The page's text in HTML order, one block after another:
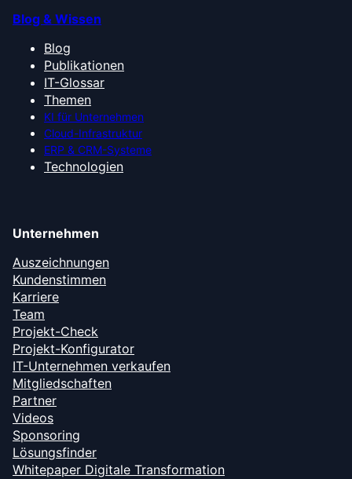
Blog & Wissen
Blog
Publikationen
IT-Glossar
Themen
KI für Unternehmen
Cloud-Infrastruktur
ERP & CRM-Systeme
Technologien
Unternehmen
Auszeichnungen
Kundenstimmen
Karriere
Team
Projekt-Check
Projekt-Konfigurator
IT-Unternehmen verkaufen
Mitgliedschaften
Partner
Videos
Sponsoring
Lösungsfinder
Whitepaper Digitale Transformation